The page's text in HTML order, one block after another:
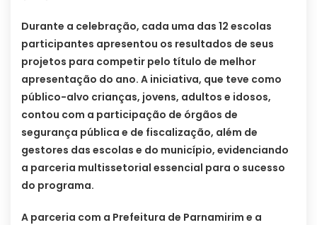
Durante a celebração, cada uma das 12 escolas
participantes apresentou os resultados de seus
projetos para competir pelo título de melhor
apresentação do ano. A iniciativa, que teve como
público-alvo crianças, jovens, adultos e idosos,
contou com a participação de órgãos de
segurança pública e de fiscalização, além de
gestores das escolas e do município, evidenciando
a parceria multissetorial essencial para o sucesso
do programa.
A parceria com a Prefeitura de Parnamirim e a